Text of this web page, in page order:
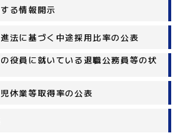
る情報開示
法に基づく中途採用比率の公表
役員に就いている退職公務員等の状
休業等取得率の公表